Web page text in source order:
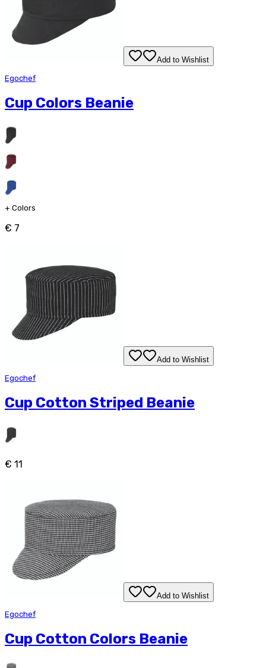
Add to Wishlist
Egochef
Cup Colors Beanie
+ Colors
€ 7
Add to Wishlist
Egochef
Cup Cotton Striped Beanie
€ 11
Add to Wishlist
Egochef
Cup Cotton Colors Beanie